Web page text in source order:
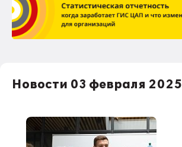
Новости 03 февраля 2025